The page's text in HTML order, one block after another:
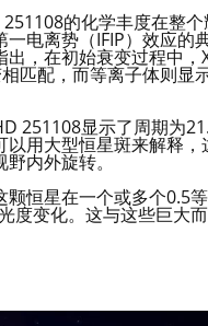
的化学丰度在整
一电离势（IFIP）效应的
出，在初始衰变过程中，
匹配，而等离子体则显
251108显示了周期为
以用大型恒星斑来解释，
野内外旋转。
颗恒星在一个或多个0.5
度变化。这与这些巨大